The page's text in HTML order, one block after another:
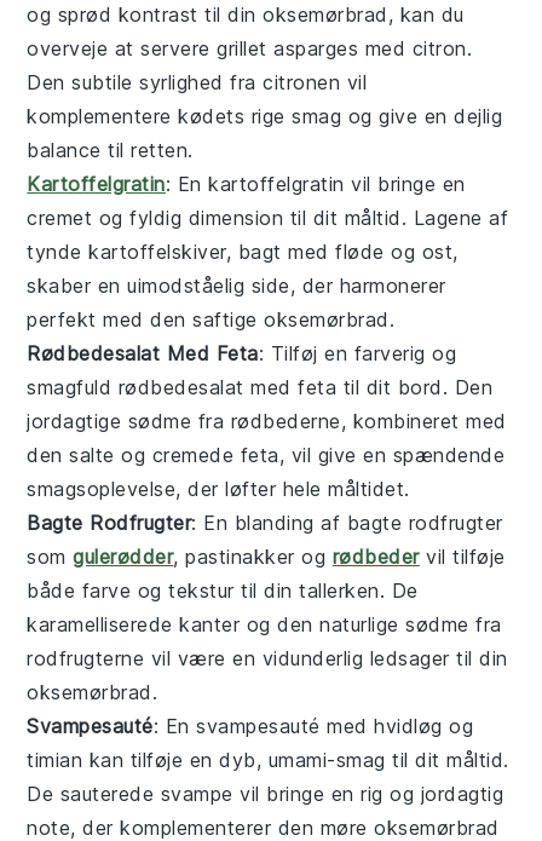
og sprød kontrast til dinoksemørbrad , kan du
overveje at serveregrillet asparges med citron.
Den subtile syrlighed fra citronen vil
komplementere kødets rige smag og give en dejlig
balance til retten.
Kartoffelgratin: Enkartoffelgratin vil bringe en
cremet og fyldig dimension til dit måltid. Lagene af
tynde kartoffelskiver, bagt med fløde og ost,
skaber en uimodståelig side, der harmonerer
perfekt med den saftigeoksemørbrad .
Rødbedesalat Med Feta: Tilføj en farverig og
smagfuld rødbedesalat med feta til dit bord. Den
jordagtige sødme fra rødbederne, kombineret med
den salte og cremede feta, vil give en spændende
smagsoplevelse, der løfter hele måltidet.
Bagte Rodfrugter: En blanding af bagte rodfrugter
somgulerødder, pastinakker og rødbedervil tilføje
både farve og tekstur til din tallerken. De
karamelliserede kanter og den naturlige sødme fra
rodfrugterne vil være en vidunderlig ledsager til din
oksemørbrad .
Svampesauté: Ensvampesauté med hvidløg og
timian kan tilføje en dyb, umami-smag til dit måltid.
De sauterede svampe vil bringe en rig og jordagtig
note, der komplementerer den møreoksemørbrad